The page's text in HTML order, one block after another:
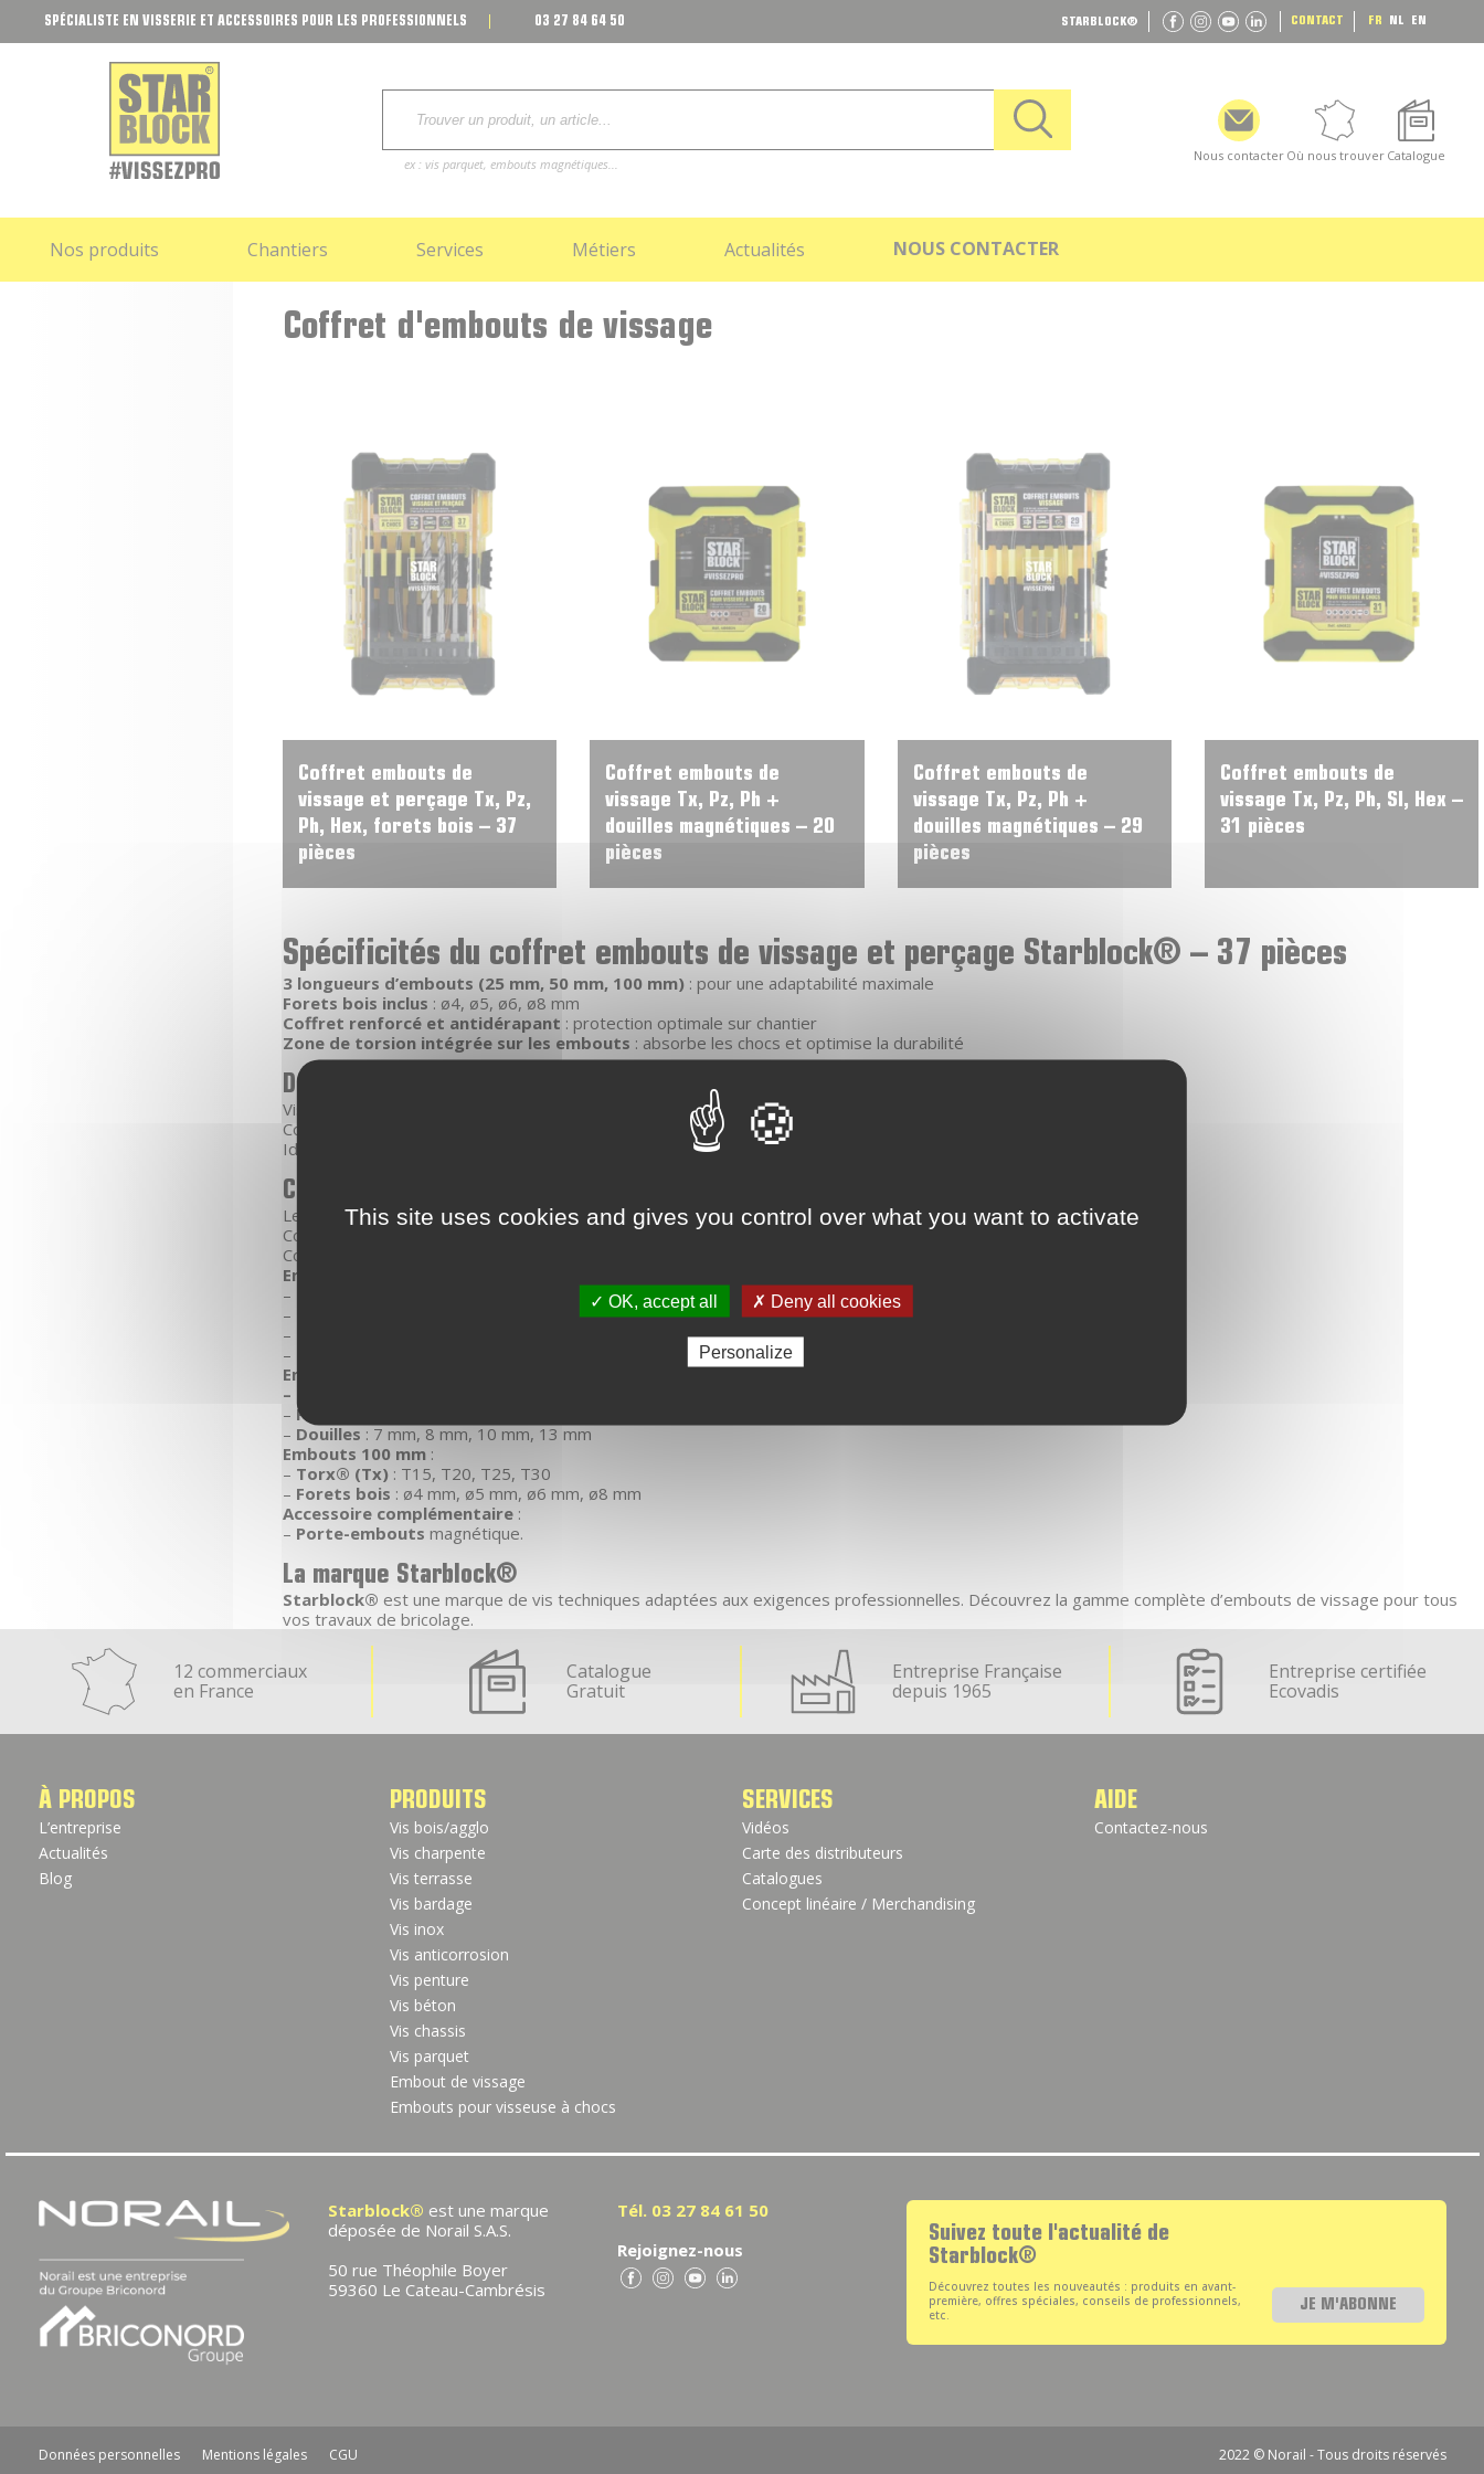
SPÉCIALISTE EN VISSERIE ET ACCESSOIRES POUR LES PROFESSIONNELS 03 27 84 64 50 STARBLOCK® CONTACT FR NL EN
ex : vis parquet, embouts magnétiques...
Nous contacter Où nous trouver Catalogue
Nos produits Chantiers Services Métiers Actualités NOUS CONTACTER
Coffret d'embouts de vissage
Coffret embouts de
vissage et perçage Tx, Pz,
Ph, Hex, forets bois – 37
pièces
Coffret embouts de
vissage Tx, Pz, Ph +
douilles magnétiques – 20
pièces
Coffret embouts de
vissage Tx, Pz, Ph +
douilles magnétiques – 29
pièces
Coffret embouts de
vissage Tx, Pz, Ph, Sl, Hex –
31 pièces
Spécificités du coffret embouts de vissage et perçage Starblock® – 37 pièces
3 longueurs d’embouts (25 mm, 50 mm, 100 mm): pour une adaptabilité maximale
Forets bois inclus : ø4, ø5, ø6, ø8 mm
Coffret renforcé et antidérapant : protection optimale sur chantier
Zone de torsion intégrée sur les embouts : absorbe les chocs et optimise la durabilité
Domaines d’applications
Vissages et perçages intensifs sur chantiers et ateliers
Compatibilité totale avec les visseuses à chocs
Idéal pour artisans : charpentiers, menuisiers, électriciens, plombiers.
Conditionnement
Le coffret embouts de vissage Starblock® 37 pièces est proposé en conditionnement :
Coffret sous film
Contient 37 pièces :
Embouts 25 mm :
–
: T10, T15, T20, T25, T30, T40
–
–
–
Embouts 50 mm :
–
– Pozidriv (Pz)
– Douilles: 7 mm, 8 mm, 10 mm, 13 mm
Embouts 100 mm:
– Torx® (Tx): T15, T20, T25, T30
– Forets bois : ø4 mm, ø5 mm, ø6 mm, ø8 mm
Accessoire complémentaire:
– Porte-embouts magnétique.
La marque Starblock®
Starblock® est une marque de vis techniques adaptées aux exigences professionnelles. Découvrez la gamme complète d’embouts de vissage pour tous
vos travaux de bricolage.
12 commerciaux
en France
Catalogue
Gratuit
Entreprise Française
depuis 1965
Entreprise certifiée
Ecovadis
À PROPOS
L’entreprise
Actualités
Blog
PRODUITS
Vis bois/agglo
Vis charpente
Vis terrasse
Vis bardage
Vis inox
Vis anticorrosion
Vis penture
Vis béton
Vis chassis
Vis parquet
Embout de vissage
Embouts pour visseuse à chocs
SERVICES
Vidéos
Carte des distributeurs
Catalogues
Concept linéaire / Merchandising
AIDE
Contactez-nous
Starblock® est une marque
déposée de Norail S.A.S.
50 rue Théophile Boyer
59360 Le Cateau-Cambrésis
Tél. 03 27 84 61 50
Rejoignez-nous
Suivez toute l'actualité de
Starblock®
Découvrez toutes les nouveautés : produits en avant-
première, offres spéciales, conseils de professionnels,
etc.
JE M'ABONNE
Données personnelles Mentions légales CGU 2022 © Norail - Tous droits réservés
This site uses cookies and gives you control over what you want to activate
✓ OK, accept all ✗ Deny all cookies
Personalize